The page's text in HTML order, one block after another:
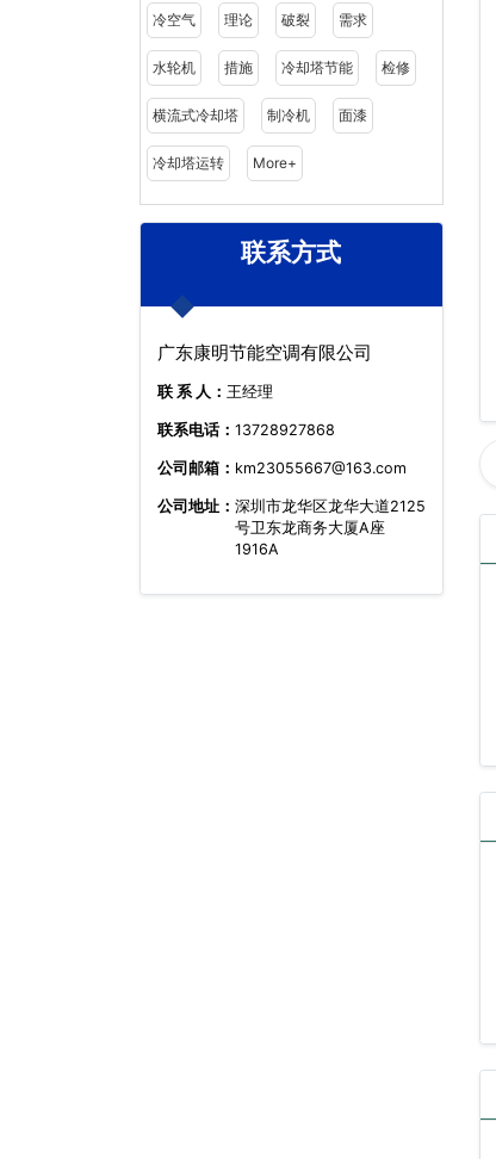
冷空气 理论 破裂 需求
水轮机 措施 冷却塔节能 检修
横流式冷却塔 制冷机 面漆
冷却塔运转 More+
联系方式
广东康明节能空调有限公司
联 系 人： 王经理
联系电话： 13728927868
公司邮箱： km23055667@163.com
公司地址： 深圳市龙华区龙华大道2125
号卫东龙商务大厦A座
1916A